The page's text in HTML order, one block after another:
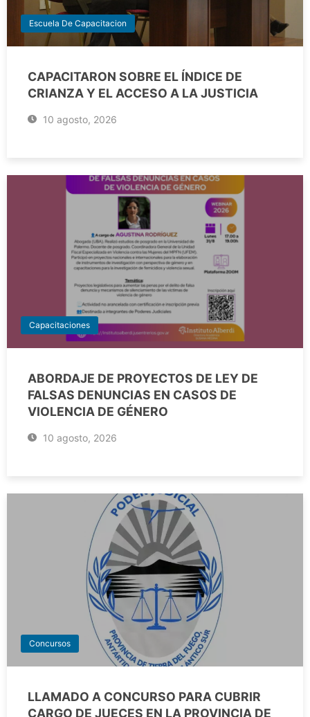
Escuela De Capacitacion
CAPACITARON SOBRE EL ÍNDICE DE
CRIANZA Y EL ACCESO A LA JUSTICIA
10 agosto, 2026
Capacitaciones
ABORDAJE DE PROYECTOS DE LEY DE
FALSAS DENUNCIAS EN CASOS DE
VIOLENCIA DE GÉNERO
10 agosto, 2026
Concursos
LLAMADO A CONCURSO PARA CUBRIR
CARGO DE JUECES EN LA PROVINCIA DE